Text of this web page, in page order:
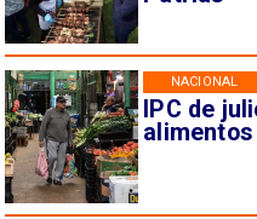
IPC de
NACIONAL